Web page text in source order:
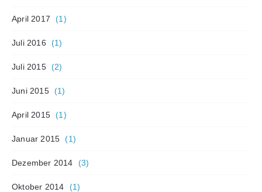
April 2017 (1)
Juli 2016 (1)
Juli 2015 (2)
Juni 2015 (1)
April 2015 (1)
Januar 2015 (1)
Dezember 2014 (3)
Oktober 2014 (1)